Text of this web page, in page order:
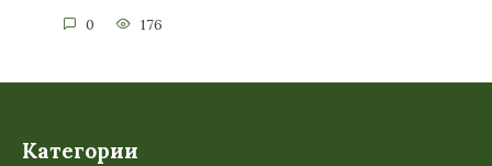
0 176
Категории